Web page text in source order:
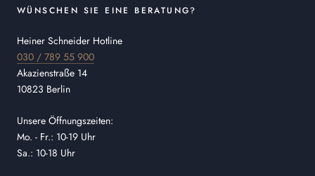
WÜNSCHEN SIE EINE BERATUNG?
Heiner Schneider Hotline
030 / 789 55 900
Akazienstraße 14
10823 Berlin
Unsere Öffnungszeiten:
Mo. - Fr.: 10-19 Uhr
Sa.: 10-18 Uhr